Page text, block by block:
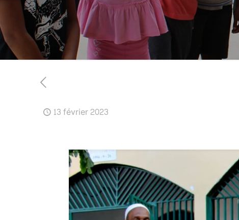
13 février 2023